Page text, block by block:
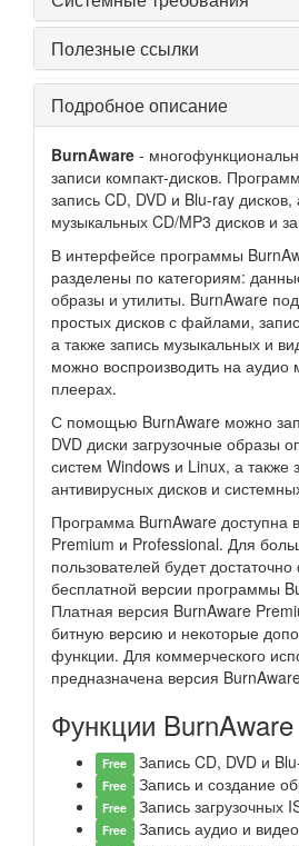
Полезные ссылки
Подробное описание
BurnAware -
записи компакт-дисков.
запись CD, DVD и Blu-ray дисков,
музыкальных CD/MP3 дисков и
В интерфейсе программы
разделены по категориям:
образы и утилиты. BurnAware
простых дисков с файлами,
а также запись музыкальных и
можно воспроизводить на аудио
плеерах.
С помощью BurnAware можно
DVD диски загрузочные образы
систем Windows и Linux, а также
антивирусных дисков и
Программа BurnAware доступна
Premium и Professional. Для
пользователей будет
бесплатной версии программы
Платная версия BurnAware
битную версию и некоторые
функции. Для коммерческого
предназначена версия
Функции BurnAware
Free Запись CD, DVD и
Free Запись и создание
Free Запись загрузочных
Free Запись аудио и